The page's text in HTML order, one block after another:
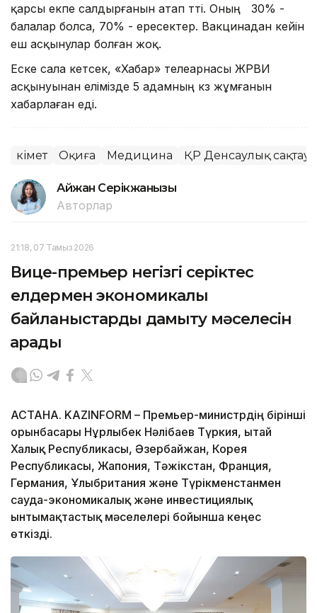
қарсы екпе салдырғанын атап өтті. Оның 30% -
балалар болса, 70% - ересектер. Вакцинадан кейін
еш асқынулар болған жоқ.
Еске сала кетсек, «Хабар» телеарнасы ЖРВИ
асқынуынан елімізде 5 адамның көз жұмғанын
хабарлаған еді.
Үкімет Оқиға Медицина ҚР Денсаулық сақтау
Айжан Серікжанқызы
Авторлар
21:18, 07 Тамыз 2026
Вице-премьер негізгі серіктес
елдермен экономикалық
байланыстарды дамыту мәселесін
қарады
АСТАНА. KAZINFORM – Премьер-министрдің бірінші
орынбасары Нұрлыбек Нәлібаев Түркия, Қытай
Халық Республикасы, Әзербайжан, Корея
Республикасы, Жапония, Тәжікстан, Франция,
Германия, Ұлыбритания және Түрікменстанмен
сауда-экономикалық және инвестициялық
ынтымақтастық мәселелері бойынша кеңес
өткізді.